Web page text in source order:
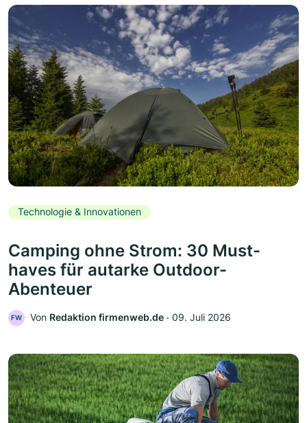
Technologie & Innovationen
Camping ohne Strom: 30 Must-
haves für autarke Outdoor-
Abenteuer
FW Von Redaktion firmenweb.de ‧ 09. Juli 2026